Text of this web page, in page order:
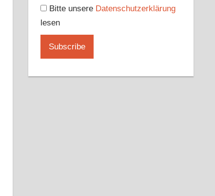
Bitte unsere Datenschutzerklärung
lesen